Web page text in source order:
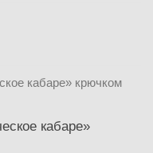
кабаре»